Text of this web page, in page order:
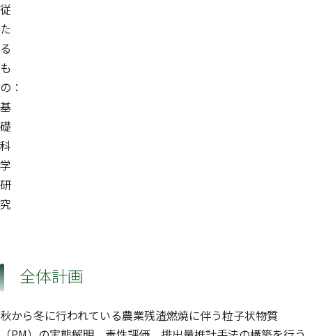
従
た
る
も
の：
基
礎
科
学
研
究
全体計画
秋から冬に行われている農業残渣燃焼に伴う粒子状物質